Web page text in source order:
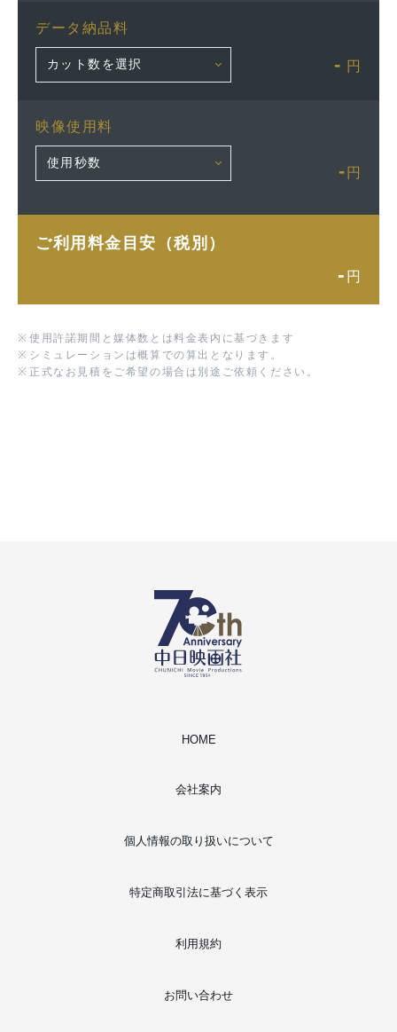
データ納品料
- 円
映像使用料
- 円
ご利用料金目安（税別）
- 円
※ 使用許諾期間と媒体数とは料金表内に基づきます
※ シミュレーションは概算での算出となります。
※ 正式なお見積をご希望の場合は別途ご依頼ください。
HOME
会社案内
個人情報の取り扱いについて
特定商取引法に基づく表示
利用規約
お問い合わせ